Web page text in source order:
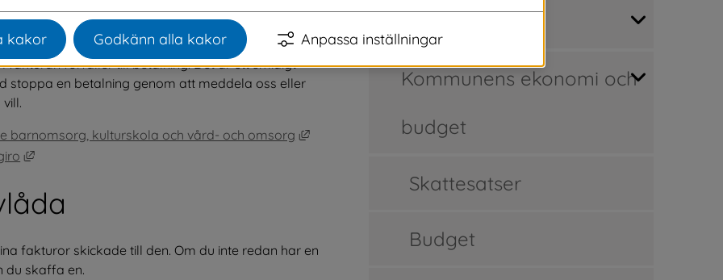
får en faktura som vanligt men beloppet dras
förfaller till betalning. Det är ett smidigt
stoppa en betalning genom att meddela oss eller
barnomsorg, kulturskola och vård- och omsorg
Länk till annan webbplats, öppnas i nytt fönster.
Länk till annan webbplats, öppnas i nytt fönster.
fakturor skickade till den. Om du inte redan har en
du skaffa en.
Kommunens ekonomi och
budget
Skattesatser
Budget
kakor Godkänn alla kakor Anpassa inställningar